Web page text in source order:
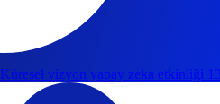
Küresel vizyon yapay zeka etkinliği